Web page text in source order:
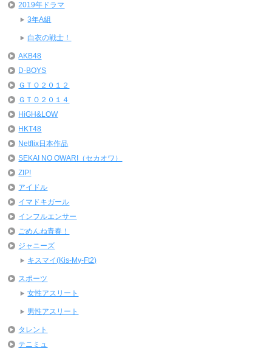
2019年ドラマ
3年A組
白衣の戦士！
AKB48
D-BOYS
ＧＴＯ２０１２
ＧＴＯ２０１４
HiGH&LOW
HKT48
Netflix日本作品
SEKAI NO OWARI（セカオワ）
ZIP!
アイドル
イマドキガール
インフルエンサー
ごめんね青春！
ジャニーズ
キスマイ(Kis-My-Ft2)
スポーツ
女性アスリート
男性アスリート
タレント
テニミュ